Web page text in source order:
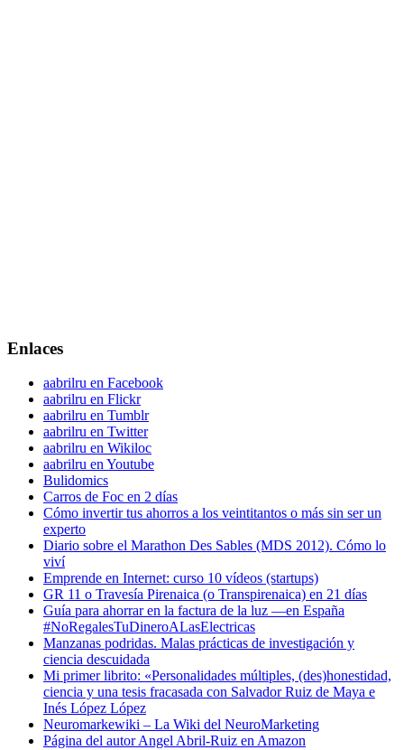
Enlaces
aabrilru en Facebook
aabrilru en Flickr
aabrilru en Tumblr
aabrilru en Twitter
aabrilru en Wikiloc
aabrilru en Youtube
Bulidomics
Carros de Foc en 2 días
Cómo invertir tus ahorros a los veintitantos o más sin ser un
experto
Diario sobre el Marathon Des Sables (MDS 2012). Cómo lo
viví
Emprende en Internet: curso 10 vídeos (startups)
GR 11 o Travesía Pirenaica (o Transpirenaica) en 21 días
Guía para ahorrar en la factura de la luz —en España
#NoRegalesTuDineroALasElectricas
Manzanas podridas. Malas prácticas de investigación y
ciencia descuidada
Mi primer librito: «Personalidades múltiples, (des)honestidad,
ciencia y una tesis fracasada con Salvador Ruiz de Maya e
Inés López López
Neuromarkewiki – La Wiki del NeuroMarketing
Página del autor Angel Abril-Ruiz en Amazon